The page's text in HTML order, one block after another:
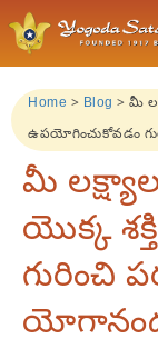
Home > Blog > మీ
ఉపయోగించుకోవడం
మీ
యొక్క
గురించి